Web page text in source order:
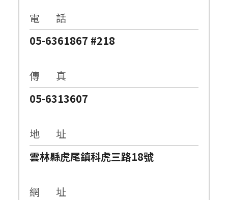
電 話
05-6361867 #218
傳 真
05-6313607
地 址
雲林縣虎尾鎮科虎三路18號
網 址